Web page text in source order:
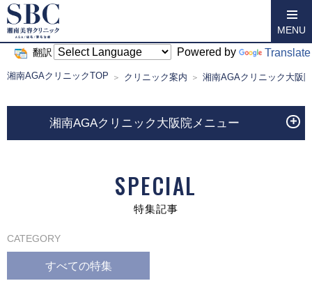
翻訳 Powered by Translate
MENU
湘南AGAクリニックTOP クリニック案内 湘南AGAクリニック大阪院
湘南AGAクリニック大阪院メニュー
SPECIAL
特集記事
CATEGORY
すべての特集